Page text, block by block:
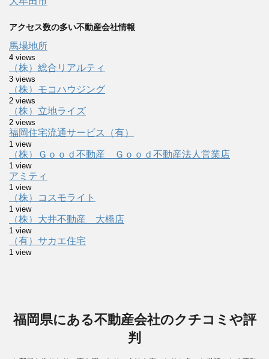
アクセス数の多い不動産会社情報
馬場地所
4 views
（株）総合リアルティ
3 views
（株）モコハウジング
2 views
（株）立地ライズ
2 views
福岡住宅流通サービス（有）
1 view
（株）Ｇｏｏｄ不動産 Ｇｏｏｄ不動産法人営業店
1 view
アミティ
1 view
（株）コスモライト
1 view
（株）大井不動産 大橋店
1 view
（有）サカエ住宅
1 view
福岡県にある不動産会社のクチコミや評
判